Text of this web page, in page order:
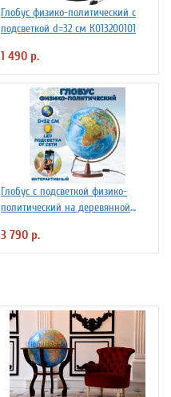
Глобус физико-политический с
подсветкой d=32 см К013200101
1 490 р.
Глобус с подсветкой физико-
политический на деревянной
3 790 р.